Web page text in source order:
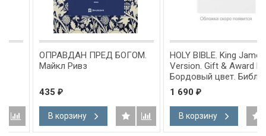
ОПРАВДАН ПРЕД БОГОМ.
Майкл Ривз
₽
В корзину
HOLY BIBLE. King James
Version. Gift & Award Bible.
Бордовый цвет. Библия
Короля Иакова на
английском языке.
Словарь, карты, закладка,
подарочная вкладка, слова
Иисуса выделены красным
1 690
В корзину